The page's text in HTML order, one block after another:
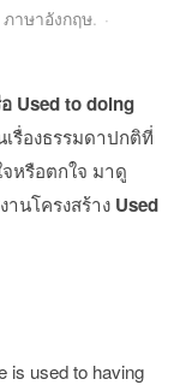
าษาอังกฤษ. ·
Used to doing
รื่องธรรมดาปกติที่
จหรือตกใจ มาดู
านโครงสร้าง Used
is used to having